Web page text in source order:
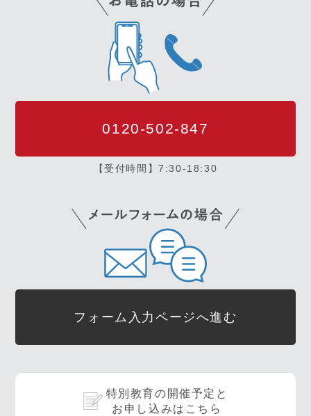
0120-502-847
【受付時間】7:30-18:30
フォーム入力ページへ進む
特別教育の開催予定と
お申し込みはこちら